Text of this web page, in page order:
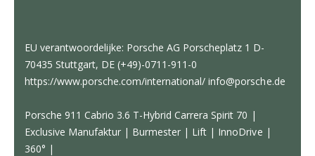
EU verantwoordelijke: Porsche AG Porscheplatz 1 D-
70435 Stuttgart, DE (+49)-0711-911-0
https://www.porsche.com/international/ info@porsche.de
Porsche 911 Cabrio 3.6 T-Hybrid Carrera Spirit 70 |
Exclusive Manufaktur | Burmester | Lift | InnoDrive |
360° |